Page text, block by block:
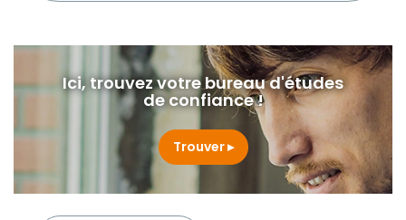
Ici, trouvez votre bureau d'études
de confiance !
Trouver